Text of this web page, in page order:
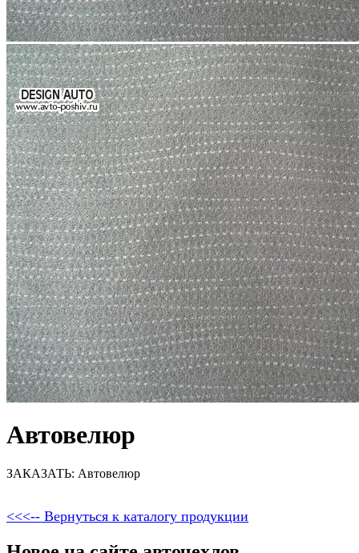
Автовелюр
ЗАКАЗАТЬ: Автовелюр
<<<-- Вернуться к каталогу продукции